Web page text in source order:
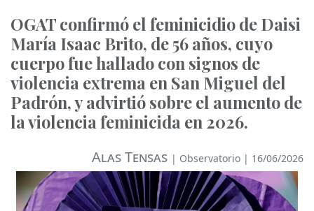
OGAT confirmó el feminicidio de Daisi
María Isaac Brito, de 56 años, cuyo
cuerpo fue hallado con signos de
violencia extrema en San Miguel del
Padrón, y advirtió sobre el aumento de
la violencia feminicida en 2026.
Alas Tensas | Observatorio | 16/06/2026